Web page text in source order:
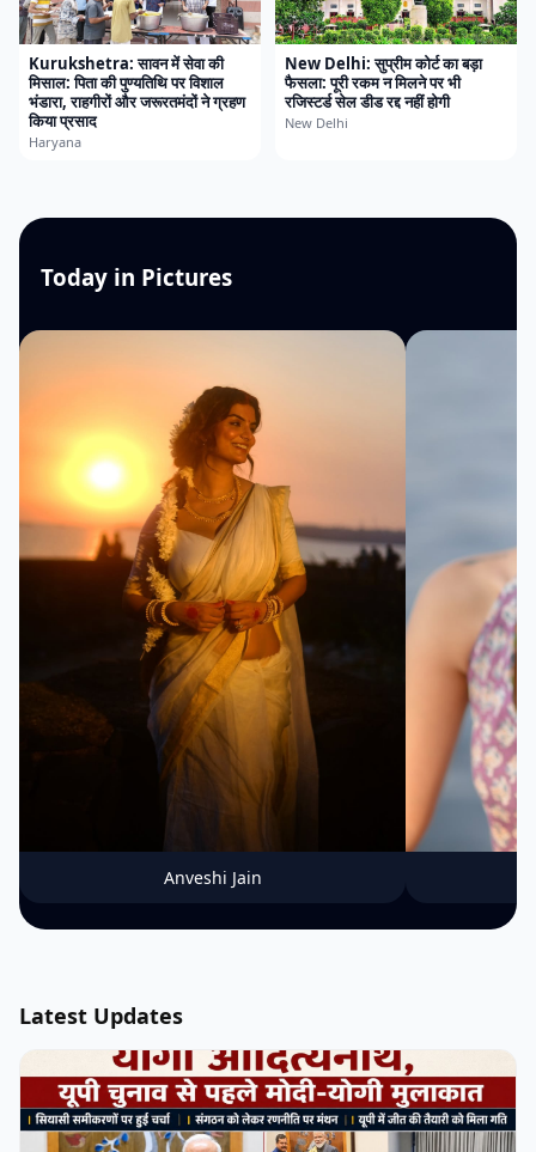
Kurukshetra: सावन में सेवा की
मिसाल: पिता की पुण्यतिथि पर विशाल
भंडारा, राहगीरों और जरूरतमंदों ने ग्रहण
किया प्रसाद
Haryana
New Delhi: सुप्रीम कोर्ट का बड़ा
फैसला: पूरी रकम न मिलने पर भी
रजिस्टर्ड सेल डीड रद्द नहीं होगी
New Delhi
Today in Pictures
Anveshi Jain
Latest Updates